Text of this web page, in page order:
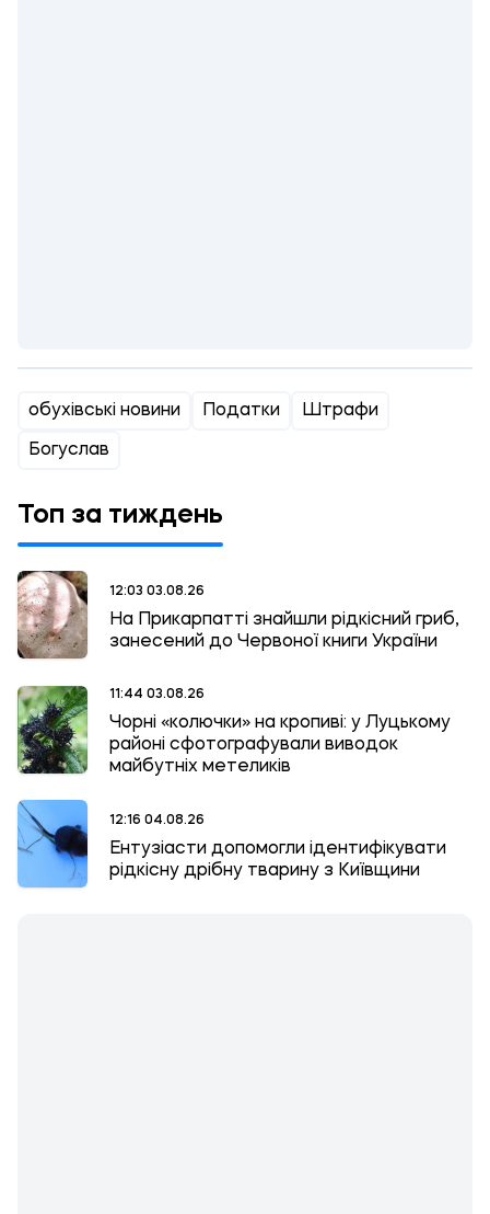
обухівські новини Податки Штрафи
Богуслав
Топ за тиждень
12:03 03.08.26
На Прикарпатті знайшли рідкісний гриб,
занесений до Червоної книги України
11:44 03.08.26
Чорні «колючки» на кропиві: у Луцькому
районі сфотографували виводок
майбутніх метеликів
12:16 04.08.26
Ентузіасти допомогли ідентифікувати
рідкісну дрібну тварину з Київщини